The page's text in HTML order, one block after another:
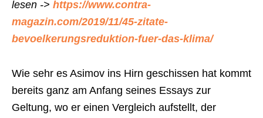
lesen -> https://www.contra-
magazin.com/2019/11/45-zitate-
bevoelkerungsreduktion-fuer-das-klima/
Wie sehr es Asimov ins Hirn geschissen hat kommt
bereits ganz am Anfang seines Essays zur
Geltung, wo er einen Vergleich aufstellt, der